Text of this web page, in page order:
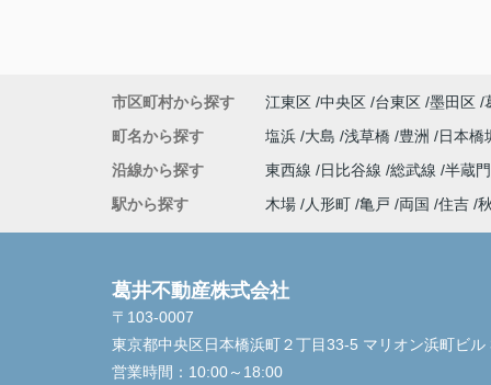
市区町村から探す 江東区 中央区 台東区 墨田区
町名から探す
塩浜 大島 浅草橋 豊洲
日本
沿線から探す
東西線 日比谷線 総武線 半蔵
駅から探す
木場 人形町 亀戸 両国 住吉
葛井不動産株式会社
〒103-0007
東京都中央区日本橋浜町２丁目33-5 マリオン浜町ビル
営業時間： 10:00～18:00